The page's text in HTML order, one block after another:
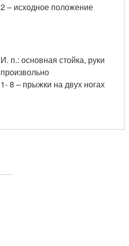
2 – исходное положение
И. п.: основная стойка, руки
произвольно
1- 8 – прыжки на двух ногах